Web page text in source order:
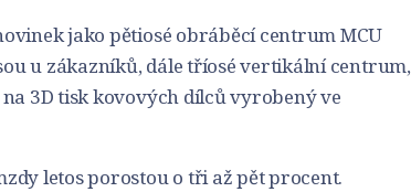
jako pětiosé obráběcí centrum MCU
u zákazníků, dále tříosé vertikální centrum,
3D tisk kovových dílců vyrobený ve
letos porostou o tři až pět procent.